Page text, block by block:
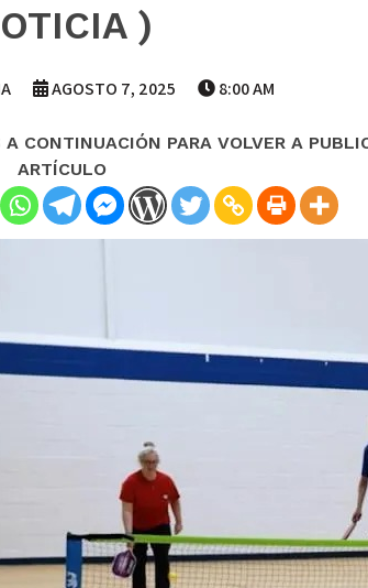
)
AGOSTO 7, 2025 8:00 AM
CONTINUACIÓN PARA VOLVER A
ARTÍCULO